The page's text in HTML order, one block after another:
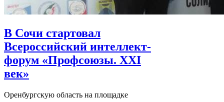
В Сочи стартовал
Всероссийский интеллект-
форум «Профсоюзы. XXI
век»
Оренбургскую область на площадке